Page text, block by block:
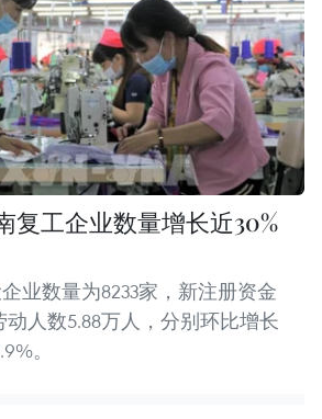
复工企业数量增长近30%
业数量为8233家，新注册资金
动人数5.88万人，分别环比增长
。